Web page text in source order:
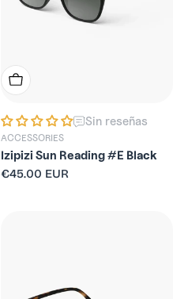
Elige Opciones
Sin reseñas
ACCESSORIES
Izipizi Sun Reading #E Black
Precio
€45.00 EUR